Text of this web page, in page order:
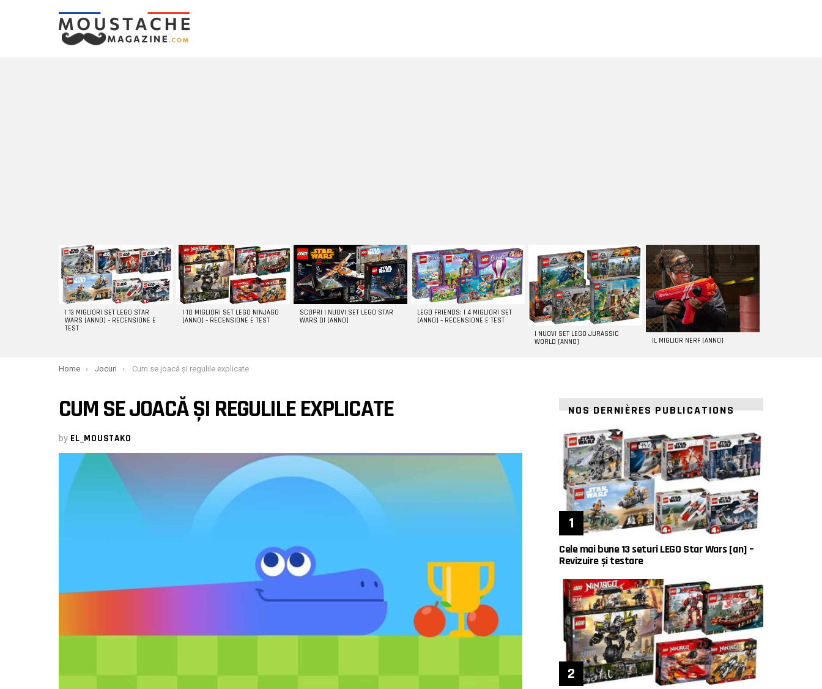
LATEST
STORIES
I 13 MIGLIORI SET LEGO STAR
WARS [ANNO] – RECENSIONE E
TEST
I 10 MIGLIORI SET LEGO NINJAGO
[ANNO] – RECENSIONE E TEST
SCOPRI I NUOVI SET LEGO STAR
WARS DI [ANNO]
LEGO FRIENDS: I 4 MIGLIORI SET
[ANNO] – RECENSIONE E TEST
I NUOVI SET LEGO JURASSIC
WORLD [ANNO]
IL MIGLIOR NERF [ANNO]
You are here:
Home Jocuri Cum se joacă și regulile explicate
CUM SE JOACĂ ȘI REGULILE EXPLICATE
by EL_MOUSTAKO
NOS DERNIÈRES PUBLICATIONS
Cele mai bune 13 seturi LEGO Star Wars [an] –
Revizuire și testare